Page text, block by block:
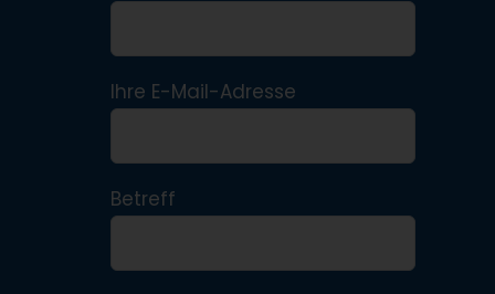
Ihre E-Mail-Adresse
Betreff